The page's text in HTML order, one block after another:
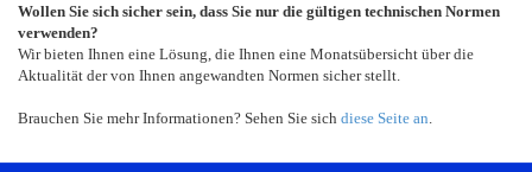
Wollen Sie sich sicher sein, dass Sie nur die gültigen technischen Normen
verwenden?
Wir bieten Ihnen eine Lösung, die Ihnen eine Monatsübersicht über die
Aktualität der von Ihnen angewandten Normen sicher stellt.
Brauchen Sie mehr Informationen? Sehen Sie sich diese Seite an